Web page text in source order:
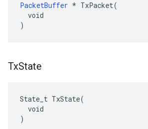
PacketBuffer * TxPacket(
  void
)
TxState
State_t TxState(
  void
)